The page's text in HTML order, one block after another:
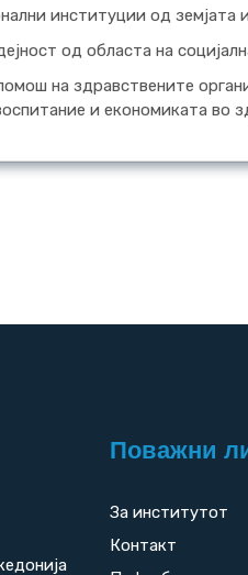
институции од земјата
од областа на
на здравствените
и економиката во
Поважни
За институтот
Контакт